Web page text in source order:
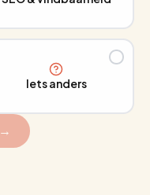
Iets anders